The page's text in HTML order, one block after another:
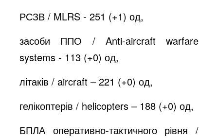
РСЗВ / MLRS - 251 (+1) од,
засоби ППО / Anti-aircraft warfare
systems - 113 (+0) од,
літаків / aircraft – 221 (+0) од,
гелікоптерів / helicopters – 188 (+0) од,
БПЛА оперативно-тактичного рівня /